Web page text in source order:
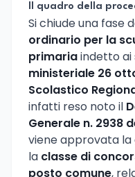
Il quadro della
Si chiude una fase
ordinario per la
primariaindetto ai
ministeriale 26
Scolastico
infatti reso noto il
Generale n. 2938
viene approvata
la classe di
posto comune,